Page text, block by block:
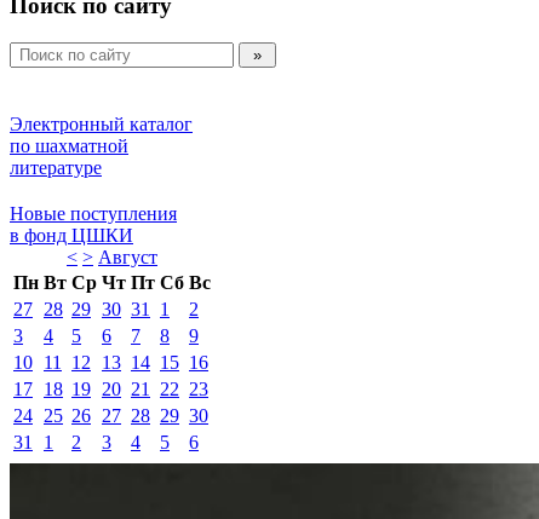
Поиск по сайту
Электронный каталог
по шахматной
литературе
Новые поступления
в фонд ЦШКИ
< > Август
Пн Вт Ср Чт Пт Сб Вс
27 28 29 30 31 1
2
3
4 5 6 7 8
9
10 11 12 13 14 15 16
17 18 19 20 21 22 23
24 25 26 27 28 29 30
31
1 2 3 4 5 6